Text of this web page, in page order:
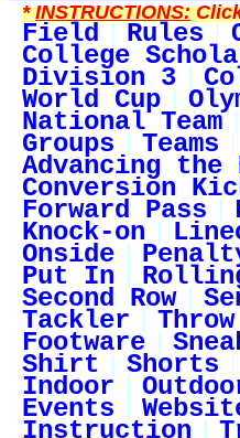
*INSTRUCTIONS:
Field Rules
College
Division 3
World Cup
National Team
Groups Teams
Advancing
Conversion
Forward Pass
Knock-on
Onside
Put In
Second Row
Tackler
Footware
Shirt Shorts
Indoor
Events
Instruction